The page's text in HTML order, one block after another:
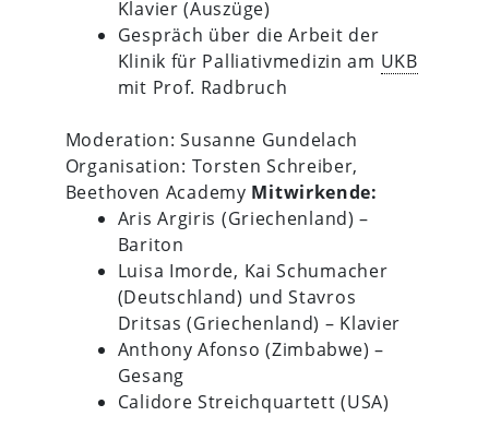
Klavier (Auszüge)
Gespräch über die Arbeit der
Klinik für Palliativmedizin am UKB
mit Prof. Radbruch
Moderation: Susanne Gundelach
Organisation: Torsten Schreiber,
Beethoven Academy Mitwirkende:
Aris Argiris (Griechenland) –
Bariton
Luisa Imorde, Kai Schumacher
(Deutschland) und Stavros
Dritsas (Griechenland) – Klavier
Anthony Afonso (Zimbabwe) –
Gesang
Calidore Streichquartett (USA)